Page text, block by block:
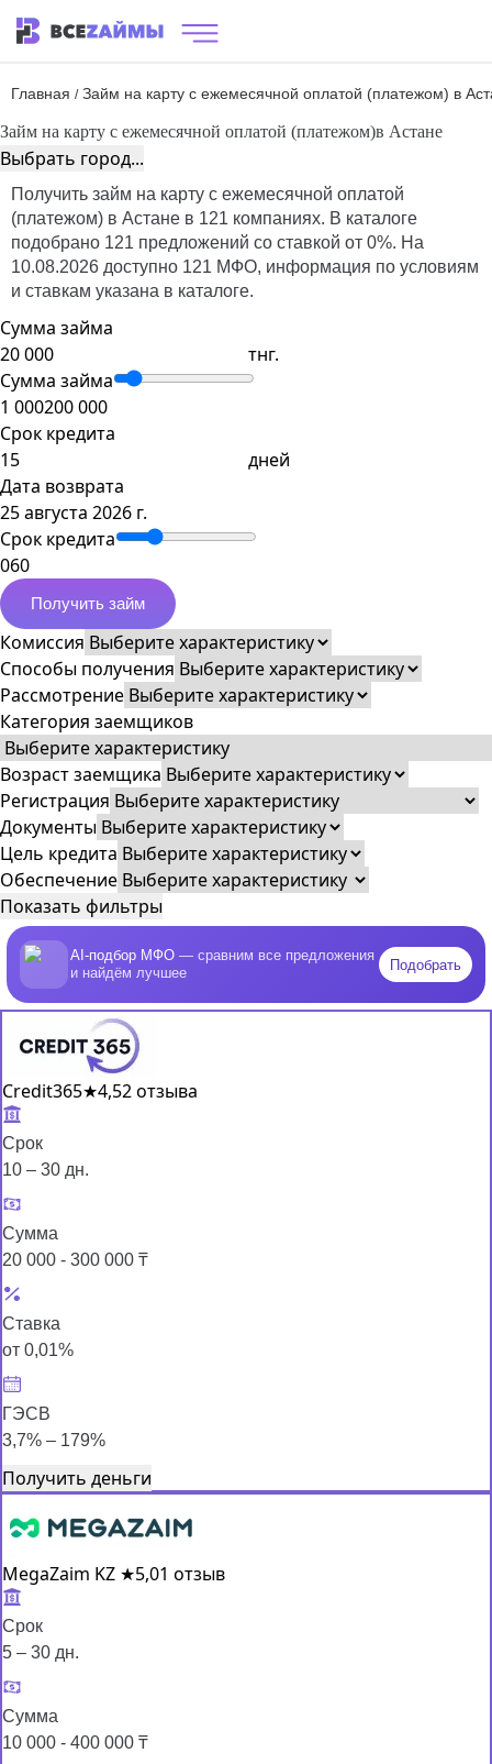
Главная / Займ на карту с ежемесячной оплатой (платежом) в
Займ на карту с ежемесячной оплатой (платежом)в Астане
Выбрать город...
Получить займ на карту с ежемесячной оплатой
(платежом) в Астане в 121 компаниях. В каталоге
подобрано 121 предложений со ставкой от 0%. На
10.08.2026 доступно 121 МФО, информация по условиям
и ставкам указана в каталоге.
Сумма займа
тнг.
Сумма займа
1 000200 000
Срок кредита
дней
Дата возврата
25 августа 2026 г.
Срок кредита
060
Получить займ
Комиссия
Способы получения
Рассмотрение
Категория заемщиков
Возраст заемщика
Регистрация
Документы
Цель кредита
Обеспечение
Показать фильтры
AI-подбор МФО — сравним все предложения
и найдём лучшее
Подобрать
Credit365★4,52 отзыва
Срок
10 – 30 дн.
Сумма
20 000 - 300 000 ₸
Ставка
от 0,01%
ГЭСВ
3,7% – 179%
Получить деньги
MegaZaim KZ ★5,01 отзыв
Срок
5 – 30 дн.
Сумма
10 000 - 400 000 ₸